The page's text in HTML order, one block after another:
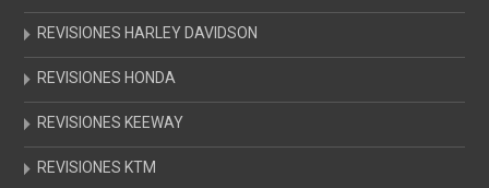
REVISIONES HARLEY DAVIDSON
REVISIONES HONDA
REVISIONES KEEWAY
REVISIONES KTM